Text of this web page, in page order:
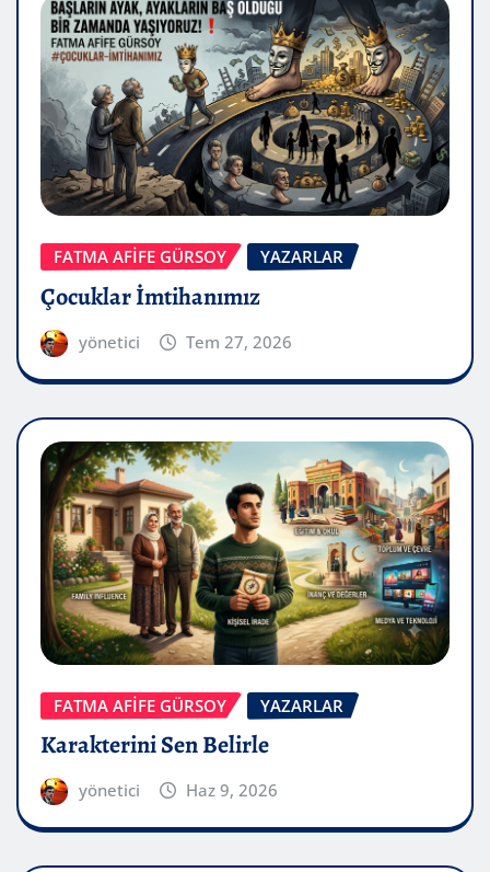
FATMA AFİFE GÜRSOY YAZARLAR
Çocuklar İmtihanımız
yönetici Tem 27, 2026
FATMA AFİFE GÜRSOY YAZARLAR
Karakterini Sen Belirle
yönetici Haz 9, 2026